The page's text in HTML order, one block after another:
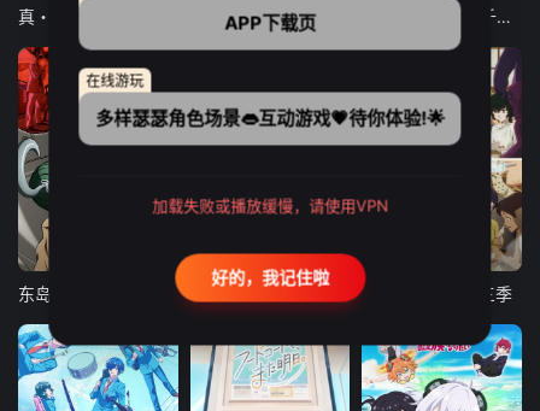
东京猫猫 NEW～♡ 弹珠汽水瓶里的千岁同学
古诺希亚 致不灭的你 第三季
APP下载页
在线游玩
多样瑟瑟角色场景👄互动游戏💗待你体验!🌟
加载失败或播放缓慢，请使用VPN
好的，我记住啦